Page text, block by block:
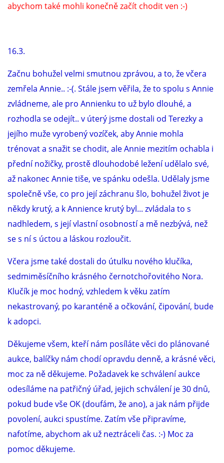
E - S H O P
HISTORIE 2022
O NÁS :-)
VÝROČNÍ ZPRÁVY
KONTAKT
JAK NÁM POMOCI
NAPSALI O NÁS
NATÁČENÍ V TELEVIZI
AKCE
HISTORIE - 2010 - 2020
JAK NÁM POMOCI - POMÁHAJÍ NÁM :-)
abychom také mohli konečně začít chodit ven :-)
16.3.
Začnu bohužel velmi smutnou zprávou, a to, že včera
zemřela Annie.. :-(. Stále jsem věřila, že to spolu s Annie
zvládneme, ale pro Annienku to už bylo dlouhé, a
rozhodla se odejít.. v úterý jsme dostali od Terezky a
jejího muže vyrobený vozíček, aby Annie mohla
trénovat a snažit se chodit, ale Annie mezitím ochabla i
přední nožičky, prostě dlouhodobé ležení udělalo své,
až nakonec Annie tiše, ve spánku odešla. Udělaly jsme
společně vše, co pro její záchranu šlo, bohužel život je
někdy krutý, a k Annience krutý byl... zvládala to s
nadhledem, s její vlastní osobností a mě nezbývá, než
se s ní s úctou a láskou rozloučit.
Včera jsme také dostali do útulku nového klučíka,
sedmiměsíčního krásného černotchořovitého Nora.
Klučík je moc hodný, vzhledem k věku zatím
nekastrovaný, po karanténě a očkování, čipování, bude
k adopci.
Děkujeme všem, kteří nám posíláte věci do plánované
aukce, balíčky nám chodí opravdu denně, a krásné věci,
moc za ně děkujeme. Požadavek ke schválení aukce
odesíláme na patřičný úřad, jejich schválení je 30 dnů,
pokud bude vše OK (doufám, že ano), a jak nám přijde
povolení, aukci spustíme. Zatím vše připravíme,
nafotíme, abychom ak už neztráceli čas. :-) Moc za
pomoc děkujeme.